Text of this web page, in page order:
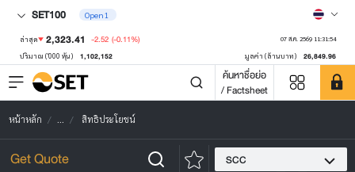
SET100 Open1
ล่าสุด 2,323.41 -2.52 (-0.11%) 07 ส.ค. 2569 11:31:54
ปริมาณ ('000 หุ้น) 1,102,152 มูลค่า (ล้านบาท) 26,849.96
ค้นหาชื่อย่อ
/ Factsheet
หน้าหลัก ... สิทธิประโยชน์
SCC